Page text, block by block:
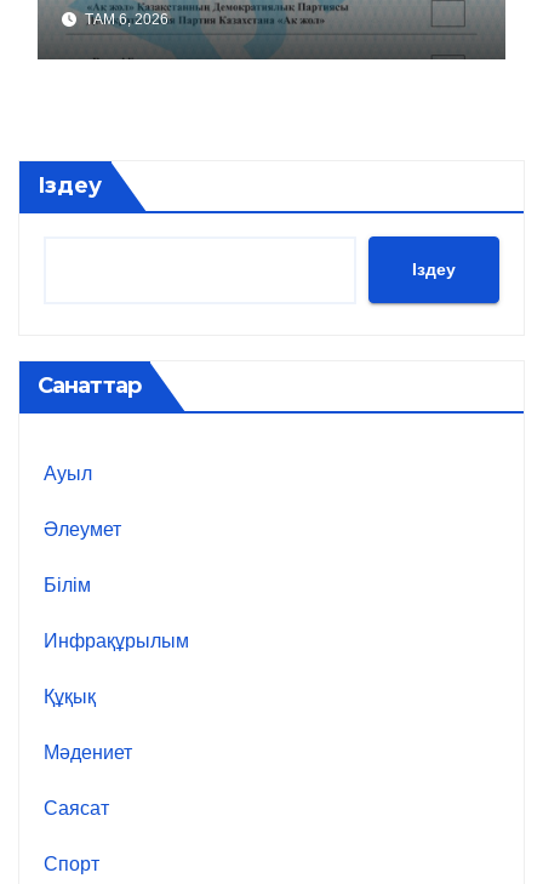
ТАМ 6, 2026
Іздеу
Іздеу
Санаттар
Ауыл
Әлеумет
Білім
Инфрақұрылым
Құқық
Мәдениет
Саясат
Спорт